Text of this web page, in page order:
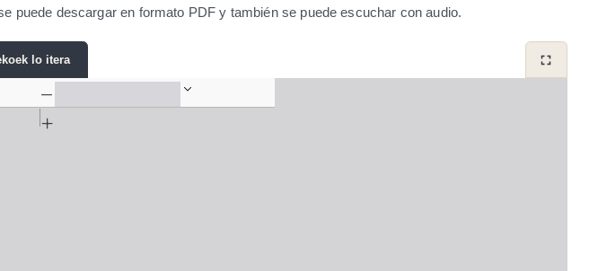
puede descargar en formato PDF y también se puede escuchar con audio.
lo itera